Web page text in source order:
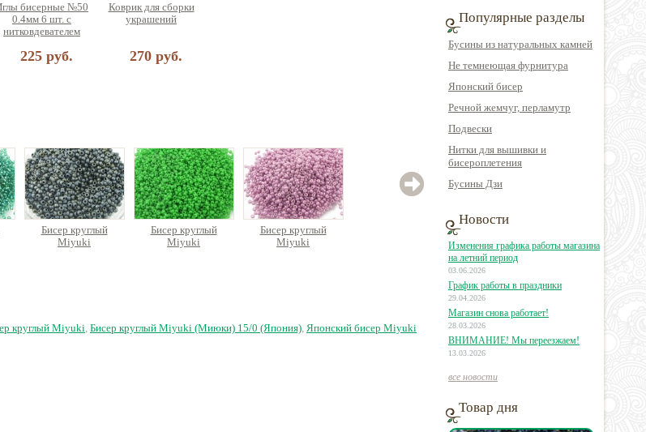
бисерные №50
0.4мм 6 шт. с
нитковдевателем
225 руб.
Коврик для сборки
украшений
270 руб.
Бисер круглый
Miyuki
Бисер круглый
Miyuki
Бисер круглый
Miyuki
Бисер круглый
Miyuki
332 руб.
Miyuki
358 руб.
круглый Miyuki, Бисер круглый Miyuki (Миюки) 15/0 (Япония), Японский бисер Miyuki
Популярные разделы
Бусины из натуральных камней
Не темнеющая фурнитура
Японский бисер
Речной жемчуг, перламутр
Подвески
Нитки для вышивки и
бисероплетения
Бусины Дзи
Новости
Изменения графика работы магазина
на летний период
03.06.2026
График работы в праздники
29.04.2026
Магазин снова работает!
28.03.2026
ВНИМАНИЕ! Мы переезжаем!
13.03.2026
все новости
Товар дня